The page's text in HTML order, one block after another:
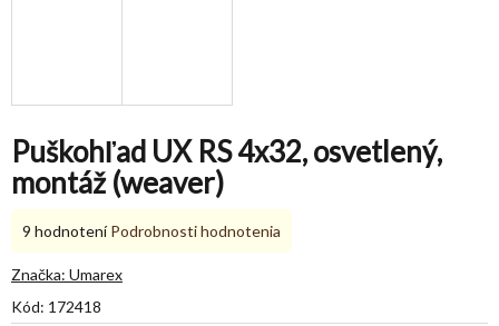
Puškohľad UX RS 4x32, osvetlený,
montáž (weaver)
Kód: 172418
Priemerné
produktu
5,0
9 hodnotení Podrobnosti hodnotenia
Značka: Umarex